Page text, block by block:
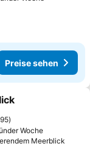
Preise sehen
hinzufügen
Woche
Meerblick